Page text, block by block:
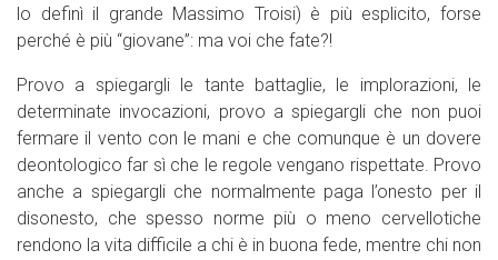
lo definì il grande Massimo Troisi) è più esplicito, forse
perché è più “giovane”: ma voi che fate?!
Provo a spiegargli le tante battaglie, le implorazioni, le
determinate invocazioni, provo a spiegargli che non puoi
fermare il vento con le mani e che comunque è un dovere
deontologico far sì che le regole vengano rispettate. Provo
anche a spiegargli che normalmente paga l’onesto per il
disonesto, che spesso norme più o meno cervellotiche
rendono la vita difficile a chi è in buona fede, mentre chi non